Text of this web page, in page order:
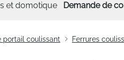
et domotique Demande de
portail coulissant
Ferrures